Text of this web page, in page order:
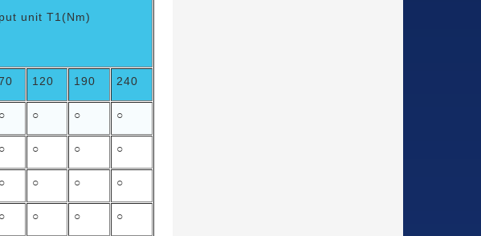
unit T1(Nm)
120 190 240
○ ○ ○ ○
○ ○ ○ ○
○ ○ ○ ○
○ ○ ○ ○